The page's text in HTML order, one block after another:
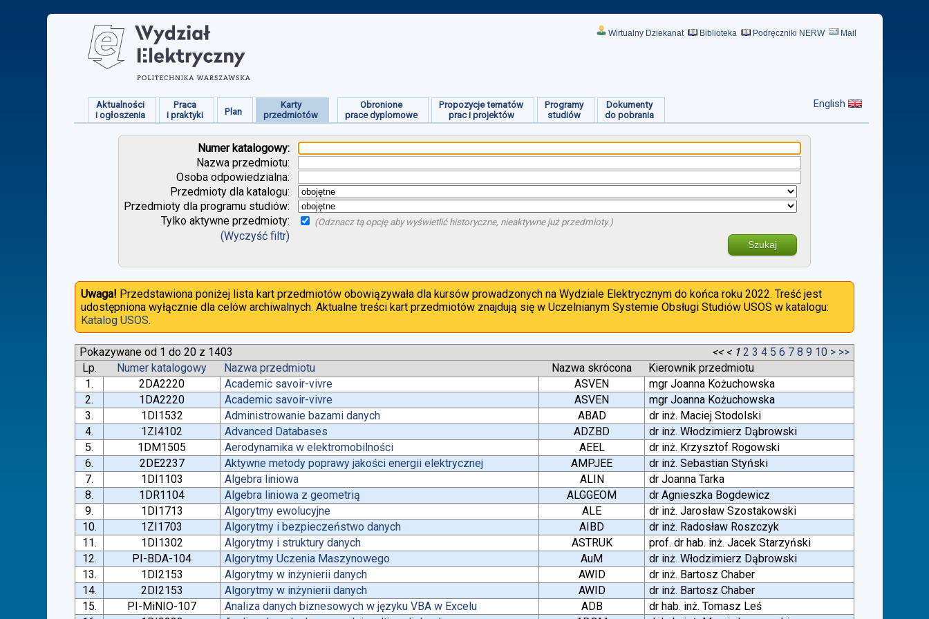
Wirtualny Dziekanat Biblioteka Podręczniki NERW Mail
Aktualności
i ogłoszenia
Praca
i praktyki
Plan
Karty
przedmiotów
Obronione
prace dyplomowe
Propozycje tematów
prac i projektów
Programy
studiów
Dokumenty
do pobrania
English
Numer katalogowy:
Nazwa przedmiotu:
Osoba odpowiedzialna:
Przedmioty dla katalogu:
Przedmioty dla programu studiów:
Tylko aktywne przedmioty:
(Odznacz tą opcję aby wyświetlić historyczne, nieaktywne już przedmioty.)
(Wyczyść filtr)
Szukaj
Uwaga! Przedstawiona poniżej lista kart przedmiotów obowiązywała dla kursów prowadzonych na Wydziale Elektrycznym do końca roku 2022. Treść jest
udostępniona wyłącznie dla celów archiwalnych. Aktualne treści kart przedmiotów znajdują się w Uczelnianym Systemie Obsługi Studiów USOS w katalogu:
Katalog USOS.
Pokazywane od 1 do 20 z 1403 << < 1 2 3 4 5 6 7 8 9 10 > >>
Lp.
Numer katalogowy Nazwa przedmiotu Nazwa skrócona
Kierownik przedmiotu
1.
2DA2220 Academic savoir-vivre ASVEN
mgr Joanna Kożuchowska
2.
1DA2220 Academic savoir-vivre ASVEN
mgr Joanna Kożuchowska
3.
1DI1532 Administrowanie bazami danych ABAD
dr inż. Maciej Stodolski
4.
1ZI4102 Advanced Databases ADZBD
dr inż. Włodzimierz Dąbrowski
5.
1DM1505 Aerodynamika w elektromobilności AEEL
dr inż. Krzysztof Rogowski
6.
2DE2237 Aktywne metody poprawy jakości energii elektrycznej AMPJEE
dr inż. Sebastian Styński
7.
1DI1103 Algebra liniowa ALIN
dr Joanna Tarka
8.
1DR1104 Algebra liniowa z geometrią ALGGEOM
dr Agnieszka Bogdewicz
9.
1DI1713 Algorytmy ewolucyjne ALE
dr inż. Jarosław Szostakowski
10.
1ZI1703 Algorytmy i bezpieczeństwo danych AIBD
dr inż. Radosław Roszczyk
11.
1DI1302 Algorytmy i struktury danych ASTRUK
prof. dr hab. inż. Jacek Starzyński
12.
PI-BDA-104 Algorytmy Uczenia Maszynowego AuM
dr inż. Włodzimierz Dąbrowski
13.
1DI2153 Algorytmy w inżynierii danych AWID
dr inż. Bartosz Chaber
14.
2DI2153 Algorytmy w inżynierii danych AWID
dr inż. Bartosz Chaber
15.
PI-MiNIO-107 Analiza danych biznesowych w języku VBA w Excelu ADB
dr hab. inż. Tomasz Leś